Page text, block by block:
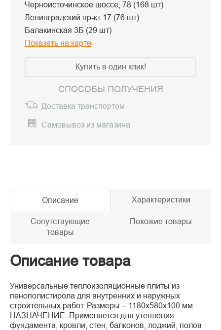
Черноисточинское шоссе, 78 (168 шт)
Ленинградский пр-кт 17 (76 шт)
Балакинская 3Б (29 шт)
Показать на карте
Купить в один клик!
СПОСОБЫ ПОЛУЧЕНИЯ
Доставка транспортом
Самовывоз из магазина
Описание Характеристики
Сопутствующие
товары
Похожие товары
Описание товара
Универсальные теплоизоляционные плиты из
пенополистирола для внутренних и наружных
строительных работ. Размеры – 1180х580х100 мм.
НАЗНАЧЕНИЕ: Применяется для утепления
фундамента, кровли, стен, балконов, лоджий, полов